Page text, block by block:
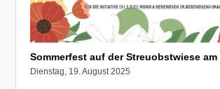
Sommerfest auf der Streuobstwiese am
Dienstag, 19. August 2025